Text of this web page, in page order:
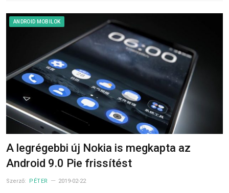
ANDROID MOBILOK
A legrégebbi új Nokia is megkapta az
Android 9.0 Pie frissítést
Szerző: PÉTER 2019-02-22